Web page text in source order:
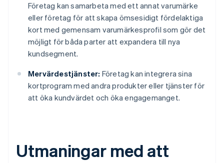
Företag kan samarbeta med ett annat varumärke
eller företag för att skapa ömsesidigt fördelaktiga
kort med gemensam varumärkesprofil som gör det
möjligt för båda parter att expandera till nya
kundsegment.
Mervärdestjänster: Företag kan integrera sina
kortprogram med andra produkter eller tjänster för
att öka kundvärdet och öka engagemanget.
Utmaningar med att